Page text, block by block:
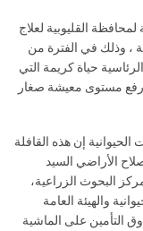
القليوبية لعلاج
، وذلك في الفترة من
الرئاسية حياة كريمة التي
مستوى معيشة صغار
إن هذه القافلة
الأراضي السيد
البحوث الزراعية،
والهيئة العامة
التأمين على الماشية